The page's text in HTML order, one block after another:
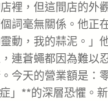
裡，但這間店的外
詞毫無關係。他正
動，我的蒜泥。」
連蒼蠅都因為難以
今天的營業額是：
」**的深層恐懼。